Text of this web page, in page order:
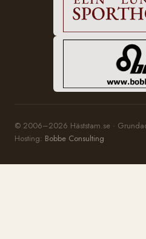
© 2006–2026 Häststam.se ·
Hosting: Bobbe Consulting